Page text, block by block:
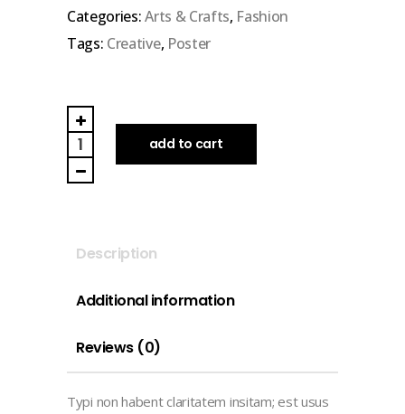
Categories:Arts & Crafts, Fashion
Tags: Creative, Poster
Fruit
Pattern
quantity
add to cart
Description
Additional information
Reviews (0)
Typi non habent claritatem insitam; est usus